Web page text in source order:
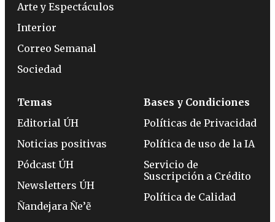
Arte y Espectáculos
Interior
Correo Semanal
Sociedad
Temas
Editorial ÚH
Noticias positivas
Pódcast ÚH
Newsletters ÚH
Ñandejara Ñe’ẽ
Bases y Condiciones
Políticas de Privacidad
Política de uso de la IA
Servicio de
Suscripción a Crédito
Política de Calidad